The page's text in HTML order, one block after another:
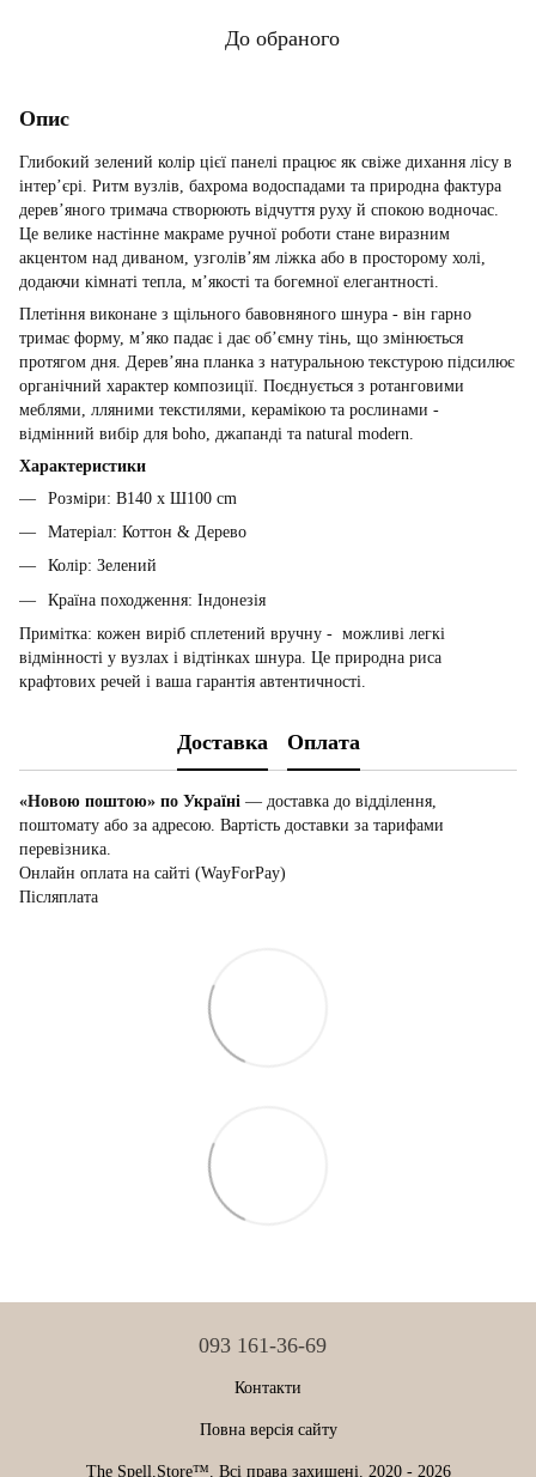
До обраного
Опис
Глибокий зелений колір цієї панелі працює як свіже дихання лісу в
інтерʼєрі. Ритм вузлів, бахрома водоспадами та природна фактура
дерев’яного тримача створюють відчуття руху й спокою водночас.
Це велике настінне макраме ручної роботи стане виразним
акцентом над диваном, узголів’ям ліжка або в просторому холі,
додаючи кімнаті тепла, м’якості та богемної елегантності.
Плетіння виконане з щільного бавовняного шнура - він гарно
тримає форму, м’яко падає і дає обʼємну тінь, що змінюється
протягом дня. Дерев’яна планка з натуральною текстурою підсилює
органічний характер композиції. Поєднується з ротанговими
меблями, лляними текстилями, керамікою та рослинами -
відмінний вибір для boho, джапанді та natural modern.
Характеристики
Розміри: В140 x Ш100 cm
Матеріал: Коттон & Дерево
Колір: Зелений
Країна походження: Індонезія
Примітка: кожен виріб сплетений вручну - можливі легкі
відмінності у вузлах і відтінках шнура. Це природна риса
крафтових речей і ваша гарантія автентичності.
Доставка Оплата
«Новою поштою» по Україні — доставка до відділення,
поштомату або за адресою. Вартість доставки за тарифами
перевізника.
Онлайн оплата на сайті (WayForPay)
Післяплата
093 161-36-69
Контакти
Повна версія сайту
The Spell.Store™. Всі права захищені. 2020 - 2026